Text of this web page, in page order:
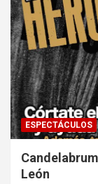
ESPECTÁCULOS
León